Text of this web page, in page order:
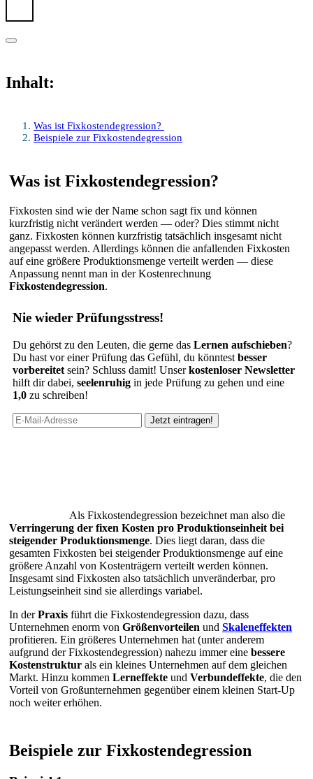
Inhalt:
Was ist Fixkostendegression?
Beispiele zur Fixkostendegression
Was ist Fixkostendegression?
Fixkosten sind wie der Name schon sagt fix und können
kurzfristig nicht verändert werden — oder? Dies stimmt nicht
ganz. Fixkosten können kurzfristig tatsächlich insgesamt nicht
angepasst werden. Allerdings können die anfallenden Fixkosten
auf eine größere Produktionsmenge verteilt werden — diese
Anpassung nennt man in der Kostenrechnung
Fixkostendegression.
Nie wieder Prüfungsstress!
Du gehörst zu den Leuten, die gerne das Lernen aufschieben?
Du hast vor einer Prüfung das Gefühl, du könntest besser
vorbereitet sein? Schluss damit! Unserkostenloser Newsletter
hilft dir dabei, seelenruhig in jede Prüfung zu gehen und eine
1,0 zu schreiben!
Als Fixkostendegression bezeichnet man also die
Verringerung der fixen Kosten pro Produktionseinheit bei
steigender Produktionsmenge. Dies liegt daran, dass die
gesamten Fixkosten bei steigender Produktionsmenge auf eine
größere Anzahl von Kostenträgern verteilt werden können.
Insgesamt sind Fixkosten also tatsächlich unveränderbar, pro
Leistungseinheit sind sie allerdings variabel.
In derPraxis führt die Fixkostendegression dazu, dass
Unternehmen enorm von Größenvorteilen und Skaleneffekten
profitieren. Ein größeres Unternehmen hat (unter anderem
aufgrund der Fixkostendegression) nahezu immer eine bessere
Kostenstruktur als ein kleines Unternehmen auf dem gleichen
Markt. Hinzu kommen Lerneffekte und Verbundeffekte, die den
Vorteil von Großunternehmen gegenüber einem kleinen Start-Up
noch weiter erhöhen.
Beispiele zur Fixkostendegression